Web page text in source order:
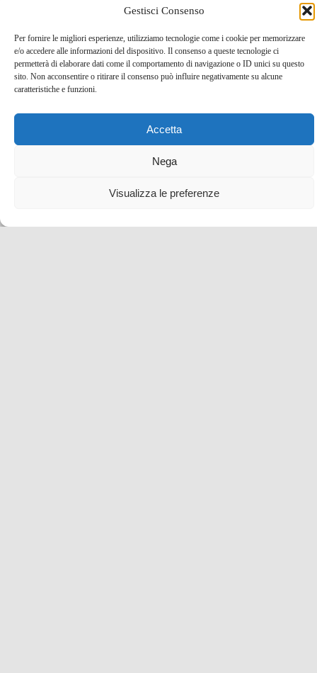
Gestisci Consenso
Per fornire le migliori esperienze, utilizziamo tecnologie come i cookie per memorizzare
e/o accedere alle informazioni del dispositivo. Il consenso a queste tecnologie ci
permetterà di elaborare dati come il comportamento di navigazione o ID unici su questo
sito. Non acconsentire o ritirare il consenso può influire negativamente su alcune
caratteristiche e funzioni.
Accetta
Nega
Visualizza le preferenze
Codici SCONTO e Coupon